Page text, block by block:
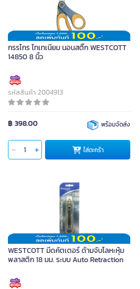
กรรไกร ไทเทเนียม นอนสติ๊ก WESTCOTT
14850 8 นิ้ว
รหัสสินค้า 2004913
฿ 398.00 พร้อมจัดส่ง
ใส่ตะกร้า
WESTCOTT มีดคัตเตอร์ ด้ามจับโลหะหุ้ม
พลาสติก 18 มม. ระบบ Auto Retraction